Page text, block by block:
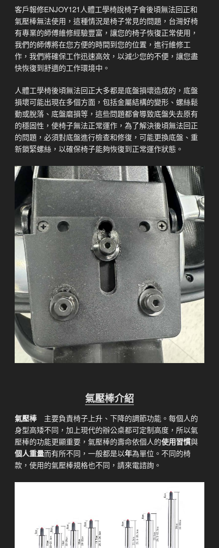
客戶報修ENJOY121人體工學椅說椅子會後頃無法回正和
氣壓棒無法使用，這種情況是椅子常見的問題，台灣好椅
有專業的師傅維修經驗豐富，讓您的椅子恢復正常使用，
我們的師傅將在您方便的時間到您的位置，進行維修工
作，我們將確保工作迅速高效，以減少您的不便，讓您盡
快恢復到舒適的工作環境中。
人體工學椅後頃無法回正大多都是底盤損壞造成的，底盤
損壞可能出現在多個方面，包括金屬結構的變形、螺絲鬆
動或脫落、底盤磨損等，這些問題都會導致底盤失去原有
的穩固性，使椅子無法正常運作，為了解決後頃無法回正
的問題，必須對底盤進行檢查和修復，可能更換底盤、重
新鎖緊螺絲，以確保椅子能夠恢復到正常運作狀態。
氣壓棒介紹
氣壓棒主要負責椅子上升、下降的調節功能。每個人的
身型高矮不同，加上現代的辦公桌都可定制高度，所以氣
壓棒的功能更顯重要，氣壓棒的壽命依個人的使用習慣與
個人重量而有所不同，一般都是以年為單位。不同的椅
款，使用的氣壓棒規格也不同，請來電諮詢。